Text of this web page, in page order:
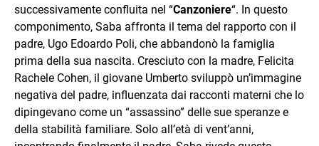
successivamente confluita nel “Canzoniere“. In questo
componimento, Saba affronta il tema del rapporto con il
padre, Ugo Edoardo Poli, che abbandonò la famiglia
prima della sua nascita. Cresciuto con la madre, Felicita
Rachele Cohen, il giovane Umberto sviluppò un’immagine
negativa del padre, influenzata dai racconti materni che lo
dipingevano come un “assassino” delle sue speranze e
della stabilità familiare. Solo all’età di vent’anni,